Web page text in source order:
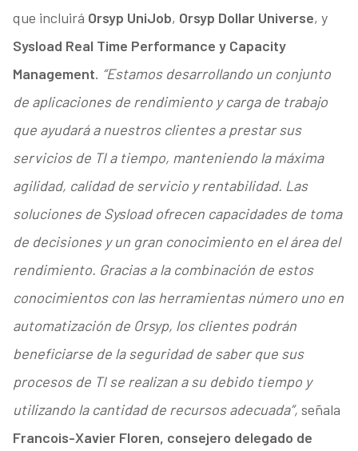
que incluirá Orsyp UniJob, Orsyp Dollar Universe, y
Sysload Real Time Performance y Capacity
Management. “Estamos desarrollando un conjunto
de aplicaciones de rendimiento y carga de trabajo
que ayudará a nuestros clientes a prestar sus
servicios de TI a tiempo, manteniendo la máxima
agilidad, calidad de servicio y rentabilidad. Las
soluciones de Sysload ofrecen capacidades de toma
de decisiones y un gran conocimiento en el área del
rendimiento. Gracias a la combinación de estos
conocimientos con las herramientas número uno en
automatización de Orsyp, los clientes podrán
beneficiarse de la seguridad de saber que sus
procesos de TI se realizan a su debido tiempo y
utilizando la cantidad de recursos adecuada”, señala
Francois-Xavier Floren, consejero delegado de